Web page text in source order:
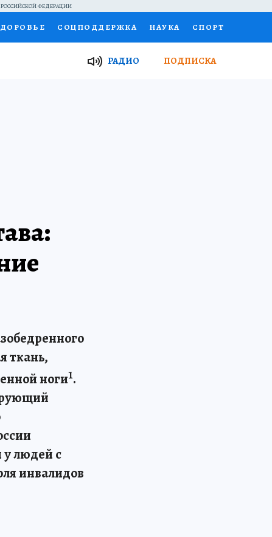
ФЕДЕРАЦИИ
СОЦПОДДЕРЖКА НАУКА СПОРТ
Я ЗНАЮ СЕМЬЯ
РАДИО ПОДПИСКА
ткань,
ноги1.
у людей с
инвалидов